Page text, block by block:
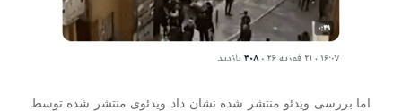
اما بررسی ویدئو منتشر شده نشان داد ویدئوی منتشر شده توسط